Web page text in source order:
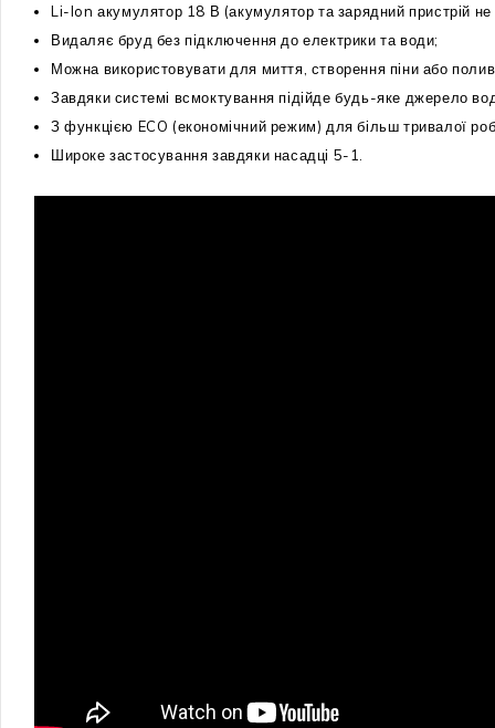
Li-Ion акумулятор 18 В (акумулятор та зарядний пристрій
Видаляє бруд без підключення до електрики та води;
Можна використовувати для миття, створення піни або
Завдяки системі всмоктування підійде будь-яке джерело
З функцією ECO (економічний режим) для більш тривалої
Широке застосування завдяки насадці 5-1.